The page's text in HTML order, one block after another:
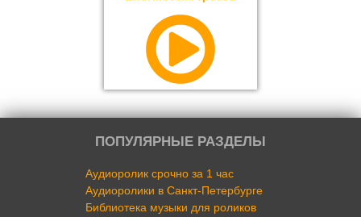
ПОПУЛЯРНЫЕ РАЗДЕЛЫ
Аудиоролик срочно за 1 час
Аудиоролики в Санкт-Петербурге
Библиотека музыки для роликов